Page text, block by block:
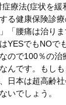
療法(症状を緩
る健康保険診
「腰痛は治り
YESでもNOで
ので100％の
んです。もし
日本は超高齢
いでしょう。